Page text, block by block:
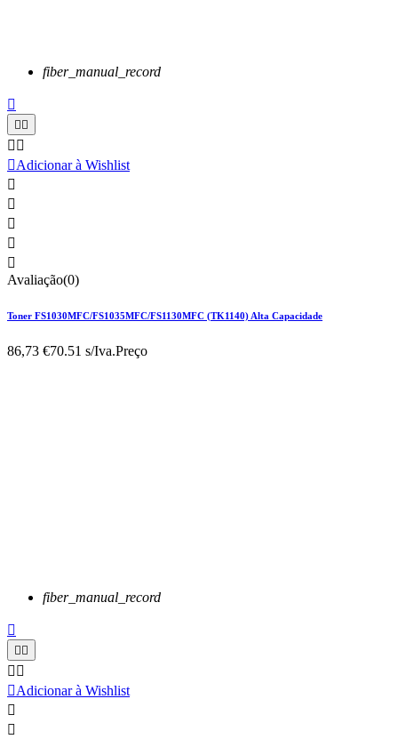
fiber_manual_record

 
 
Adicionar à Wishlist





Avaliação(0)
Toner FS1030MFC/FS1035MFC/FS1130MFC (TK1140) Alta Capacidade
86,73 €70.51 s/Iva.Preço
fiber_manual_record

 
 
Adicionar à Wishlist

